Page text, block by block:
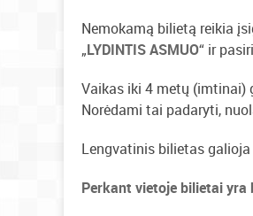
Nemokamą bilietą reikia
„LYDINTIS ASMUO“ ir
Vaikas iki 4 metų (imtinai)
Norėdami tai padaryti,
Lengvatinis bilietas
Perkant vietoje bilietai yra